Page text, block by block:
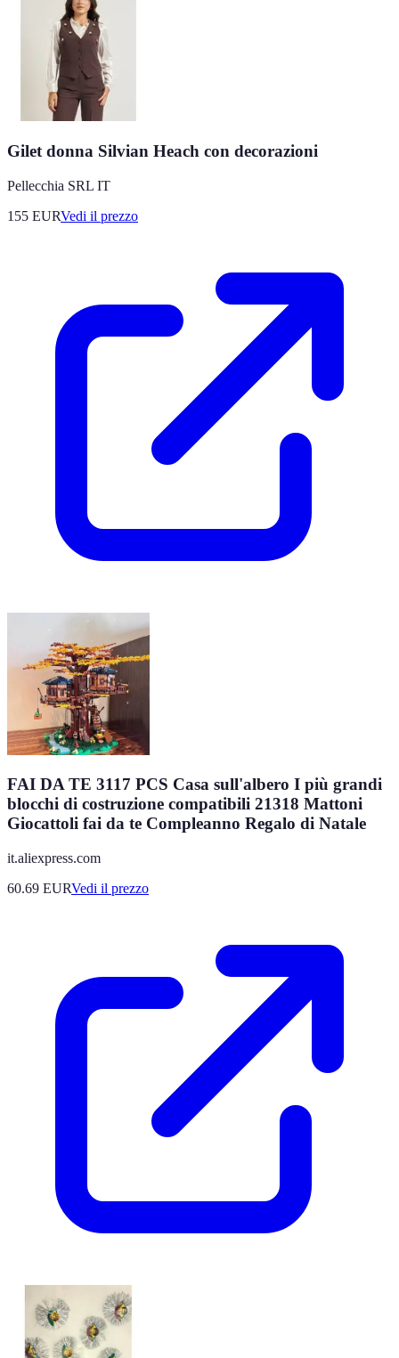
Gilet donna Silvian Heach con decorazioni
Pellecchia SRL IT
155 EURVedi il prezzo
FAI DA TE 3117 PCS Casa sull'albero I più grandi
blocchi di costruzione compatibili 21318 Mattoni
Giocattoli fai da te Compleanno Regalo di Natale
it.aliexpress.com
60.69 EURVedi il prezzo